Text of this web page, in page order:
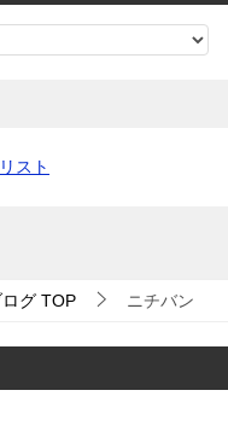
スト
グ TOP ニチバン